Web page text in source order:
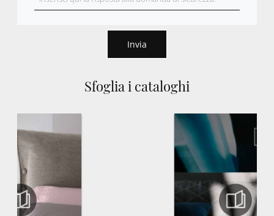
Sfoglia i cataloghi
Invia